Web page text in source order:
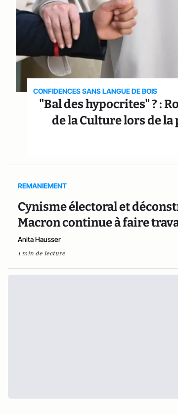
CONFIDENCES SANS LANGUE DE BOIS
"Bal des hypocrites" ? :
de la Culture lors de
REMANIEMENT
Cynisme électoral et
Macron continue à faire
Anita Hausser
1 min de lecture